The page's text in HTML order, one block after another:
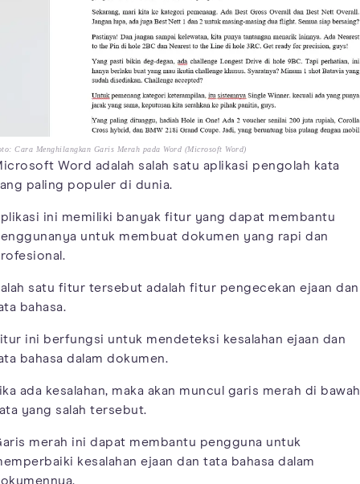
Cara Menghilangkan Garis Merah pada Word (Microsoft Word)
Word adalah salah satu aplikasi pengolah kata
paling populer di dunia.
ini memiliki banyak fitur yang dapat membantu
untuk membuat dokumen yang rapi dan
satu fitur tersebut adalah fitur pengecekan ejaan dan
bahasa.
ini berfungsi untuk mendeteksi kesalahan ejaan dan
bahasa dalam dokumen.
ada kesalahan, maka akan muncul garis merah di bawah
yang salah tersebut.
merah ini dapat membantu pengguna untuk
kesalahan ejaan dan tata bahasa dalam